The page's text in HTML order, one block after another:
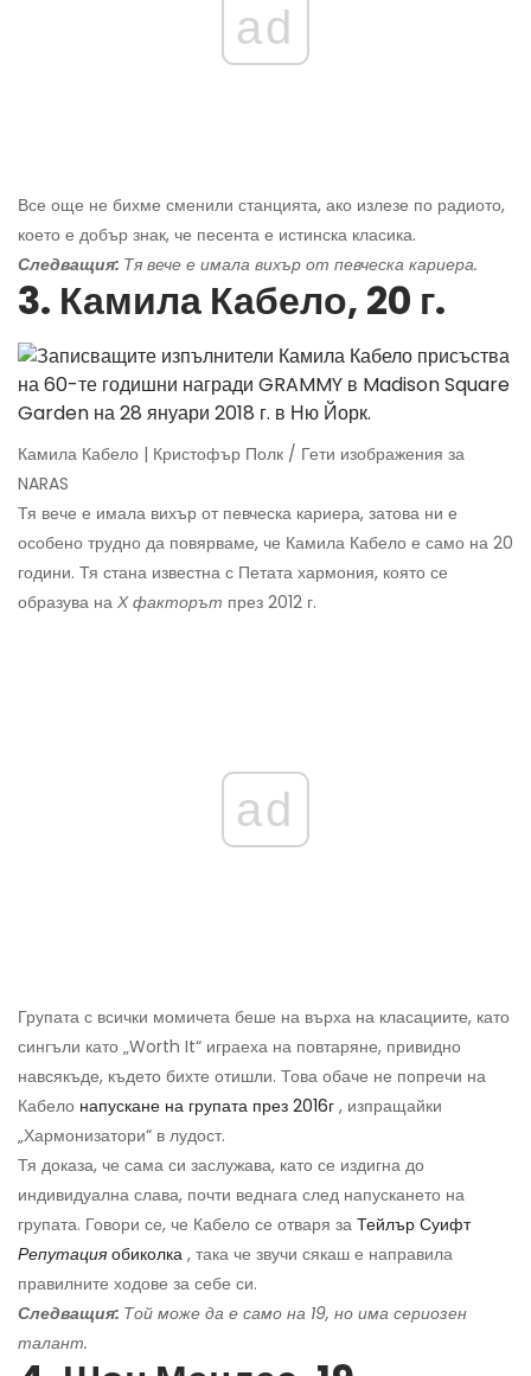
ad
Все още не бихме сменили станцията, ако излезе по радиото,
което е добър знак, че песента е истинска класика.
Следващия: Тя вече е имала вихър от певческа кариера.
3. Камила Кабело, 20 г.
Камила Кабело | Кристофър Полк / Гети изображения за
NARAS
Тя вече е имала вихър от певческа кариера, затова ни е
особено трудно да повярваме, че Камила Кабело е само на 20
години. Тя стана известна с Петата хармония, която се
образува на Х факторът през 2012 г.
ad
Групата с всички момичета беше на върха на класациите, като
сингъли като „Worth It“ играеха на повтаряне, привидно
навсякъде, където бихте отишли. Това обаче не попречи на
Кабело напускане на групата през 2016г , изпращайки
„Хармонизатори“ в лудост.
Тя доказа, че сама си заслужава, като се издигна до
индивидуална слава, почти веднага след напускането на
групата. Говори се, че Кабело се отваря за Тейлър Суифт
Репутация обиколка , така че звучи сякаш е направила
правилните ходове за себе си.
Следващия: Той може да е само на 19, но има сериозен
талант.